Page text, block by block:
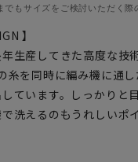
でもサイズをご検討いただく際
】
生産してきた高度な技
糸を同時に編み機に通
ています。しっかりと
洗えるのもうれしいポイ